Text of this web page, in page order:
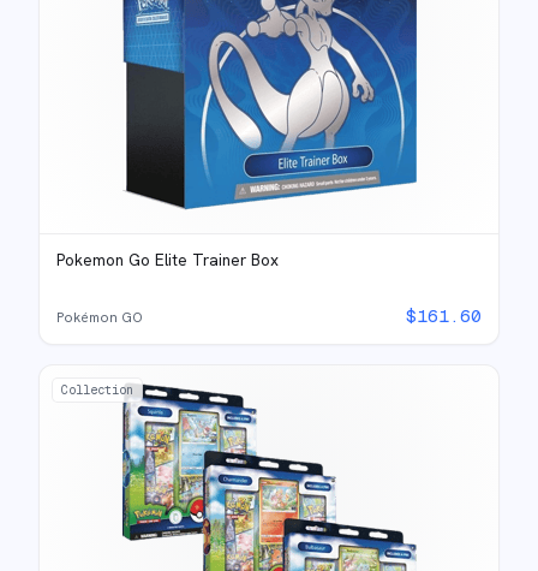
Pokemon Go Elite Trainer Box
Pokémon GO $161.60
Collection